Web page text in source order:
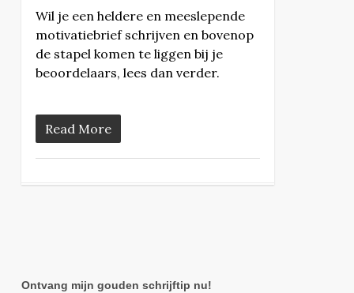
Wil je een heldere en meeslepende
motivatiebrief schrijven en bovenop
de stapel komen te liggen bij je
beoordelaars, lees dan verder.
Read More
Ontvang mijn gouden schrijftip nu!